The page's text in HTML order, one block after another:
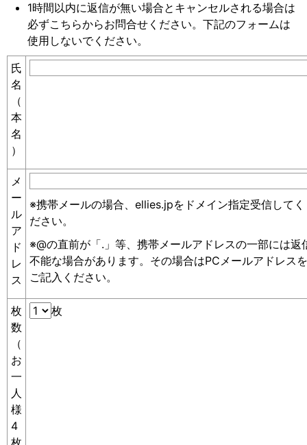
1時間以内に返信が無い場合とキャンセルされる場合は
必ずこちらからお問合せください。下記のフォームは
使用しないでください。
氏
名
（
本
名
）
メ
ー
ル
ア
ド
レ
ス
※携帯メールの場合、ellies.jpをドメイン指定受信してく
ださい。
※@の直前が「.」等、携帯メールアドレスの一部には返
不能な場合があります。その場合はPCメールアドレスを
ご記入ください。
枚
数
（
お
一
人
様
4
枚